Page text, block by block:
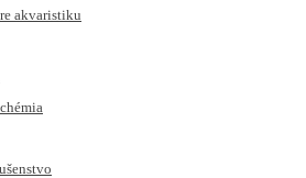
akvaristiku